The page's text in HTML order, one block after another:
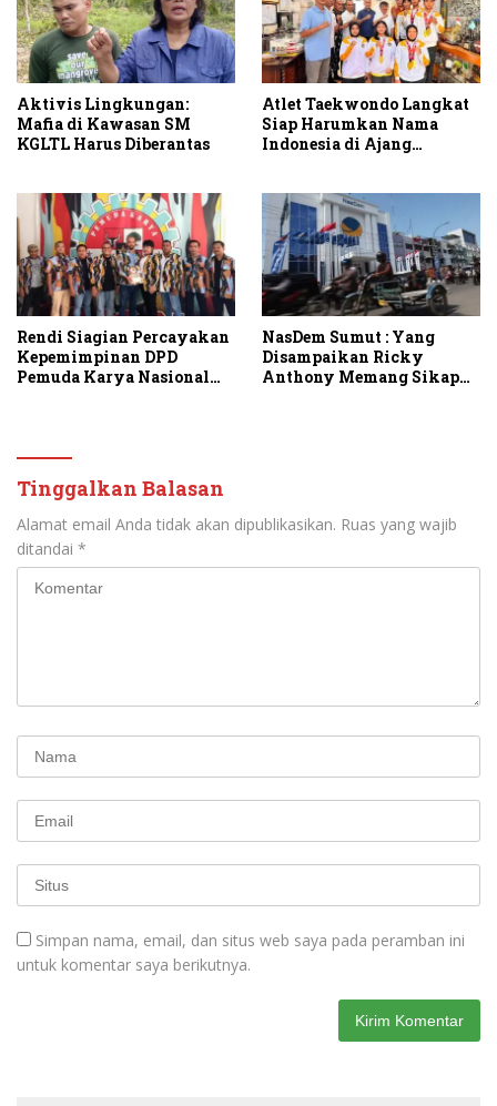
Aktivis Lingkungan:
Mafia di Kawasan SM
KGLTL Harus Diberantas
Atlet Taekwondo Langkat
Siap Harumkan Nama
Indonesia di Ajang
Rendi Siagian Percayakan
Kepemimpinan DPD
Pemuda Karya Nasional
NasDem Sumut : Yang
Disampaikan Ricky
Anthony Memang Sikap
Tinggalkan Balasan
Alamat email Anda tidak akan dipublikasikan. Ruas yang wajib
ditandai *
Simpan nama, email, dan situs web saya pada peramban ini
untuk komentar saya berikutnya.